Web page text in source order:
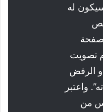
له
تصويت
الرفض
واعتبر
من